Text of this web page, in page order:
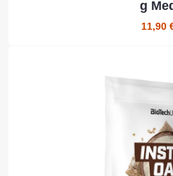
g
11,90